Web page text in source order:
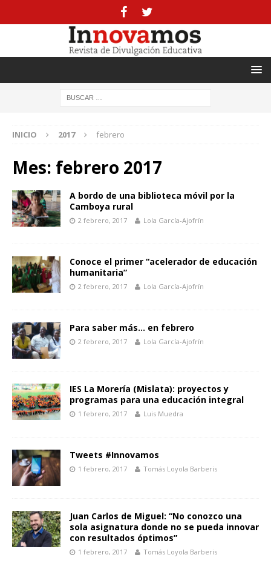
INICIO 2017 febrero
Mes: febrero 2017
A bordo de una biblioteca móvil por la
Camboya rural
2 febrero, 2017 Lola García-Ajofrín
Conoce el primer “acelerador de educación
humanitaria”
2 febrero, 2017 Lola García-Ajofrín
Para saber más… en febrero
2 febrero, 2017 Lola García-Ajofrín
IES La Morería (Mislata): proyectos y
programas para una educación integral
1 febrero, 2017 Luis Muedra
Tweets #Innovamos
1 febrero, 2017 Tomás Loyola Barberis
Juan Carlos de Miguel: “No conozco una
sola asignatura donde no se pueda innovar
con resultados óptimos”
1 febrero, 2017 Tomás Loyola Barberis